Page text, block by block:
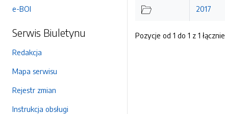
e-BOI
Serwis Biuletynu
Redakcja
Mapa serwisu
Rejestr zmian
Instrukcja obsługi
2017
Pozycje od 1 do 1 z 1 łącznie